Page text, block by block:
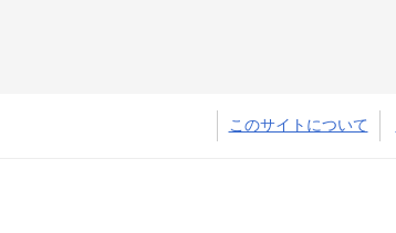
このサイトについて